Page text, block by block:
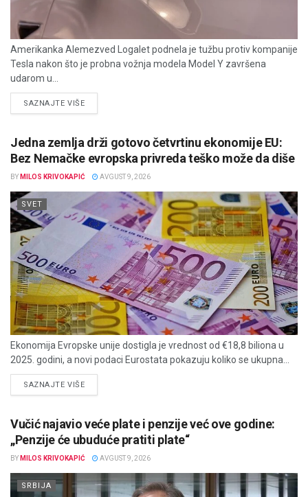
Amerikanka Alemezved Logalet podnela je tužbu protiv kompanije
Tesla nakon što je probna vožnja modela Model Y završena
udarom u...
SAZNAJTE VIŠEDETAILS
Jedna zemlja drži gotovo četvrtinu ekonomije EU:
Bez Nemačke evropska privreda teško može da diše
BY MILOS KRIVOKAPIĆ AVGUST 9, 2026
SVET
Ekonomija Evropske unije dostigla je vrednost od €18,8 biliona u
2025. godini, a novi podaci Eurostata pokazuju koliko se ukupna...
SAZNAJTE VIŠEDETAILS
Vučić najavio veće plate i penzije već ove godine:
„Penzije će ubuduće pratiti plate“
BY MILOS KRIVOKAPIĆ AVGUST 9, 2026
SRBIJA